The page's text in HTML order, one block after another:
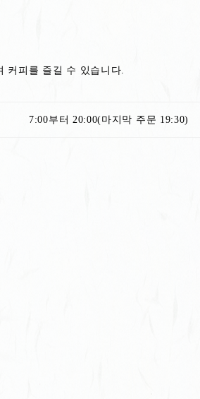
커피를 즐길 수 있습니다.
7:00부터 20:00(마지막 주문 19:30)